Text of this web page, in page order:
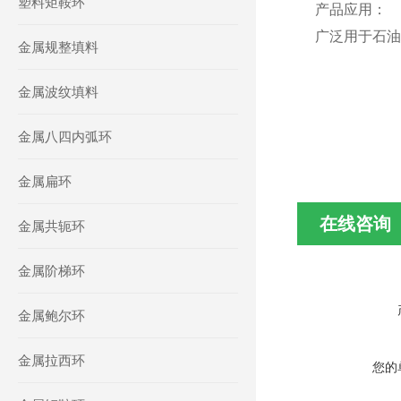
金属规整填料
金属波纹填料
金属八四内弧环
金属扁环
金属共轭环
金属阶梯环
金属鲍尔环
金属拉西环
产品应用：
广泛用于石
在线咨询
您的